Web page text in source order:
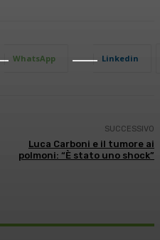
WhatsApp Linkedin
SUCCESSIVO
Luca Carboni e il tumore ai
polmoni: “È stato uno shock”